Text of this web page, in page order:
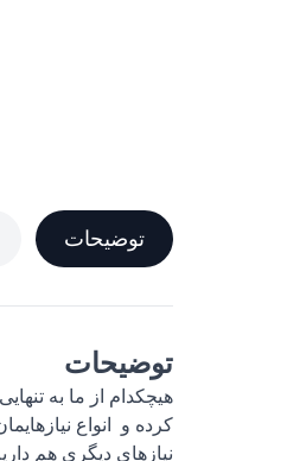
توضیحات
توضیحات
هیچکدام از ما به
کرده و انواع
نیازهای دیگری هم